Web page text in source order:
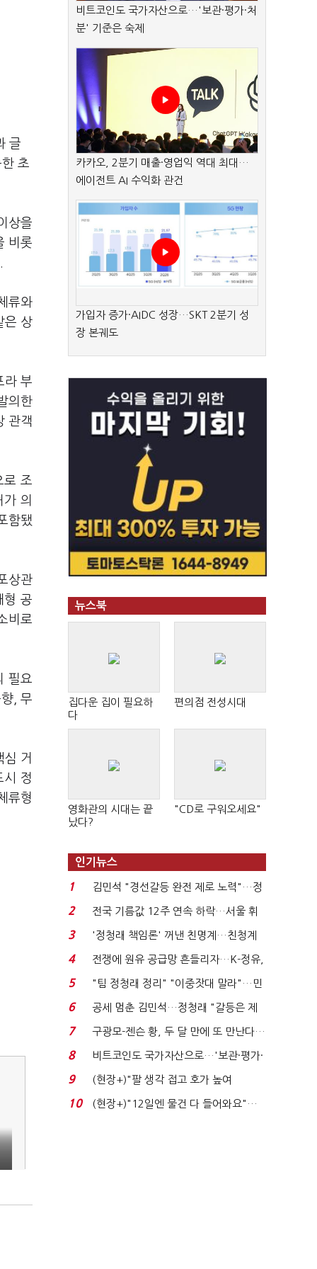
글
초
상을
비롯
류와
은 상
라 부
의한
관객
로 조
의
함됐
상관
형 공
비로
필요
, 무
거
시 정
류형
비트코인도 국가자산으로…'보관·평가·처
분' 기준은 숙제
카카오, 2분기 매출·영업익 역대 최대…
에이전트 AI 수익화 관건
가입자 증가·AIDC 성장…SKT 2분기 성
장 본궤도
뉴스북
집다운 집이 필요하
다
편의점 전성시대
영화관의 시대는 끝
났다?
"CD로 구워오세요"
인기뉴스
1
김민석 "경선갈등 완전 제로 노력"…정
청래 "반명 공세 사...
2
전국 기름값 12주 연속 하락…서울 휘
발윳값 1909원...
3
'정청래 책임론' 꺼낸 친명계…친청계
는 추가투표 때리기...
4
전쟁에 원유 공급망 흔들리자…K-정유,
에너지안보 핵심...
5
"팀 정청래 정리" "이중잣대 말라"…민
주 최고위원 계파 다...
6
공세 멈춘 김민석…정청래 "갈등은 제
가 수습"
7
구광모-젠슨 황, 두 달 만에 또 만난다…
로봇·AI 등 논...
8
비트코인도 국가자산으로…'보관·평가·
처분' 기준은 ...
9
(현장+)"팔 생각 접고 호가 높여
요"…'덜 똘똘한 한 채' 20...
10
(현장+)"12일엔 물건 다 들어와요"…